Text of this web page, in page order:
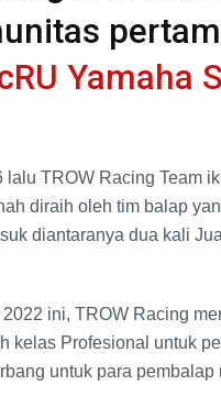
Yamaha
TROW Racing Team
diraih oleh tim balap
diantaranya dua kali
ini, TROW Racing
kelas Profesional untuk
untuk para pembalap